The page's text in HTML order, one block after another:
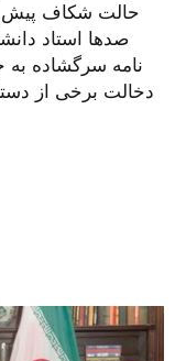
حالت شکاف پیش
نامه سرگشاده
دخالت برخی از